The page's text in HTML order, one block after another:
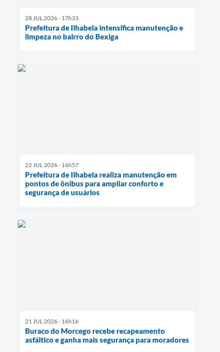
28 JUL 2026 - 17h33
Prefeitura de Ilhabela intensifica manutenção e
limpeza no bairro do Bexiga
22 JUL 2026 - 16h57
Prefeitura de Ilhabela realiza manutenção em
pontos de ônibus para ampliar conforto e
segurança de usuários
21 JUL 2026 - 16h16
Buraco do Morcego recebe recapeamento
asfáltico e ganha mais segurança para moradores